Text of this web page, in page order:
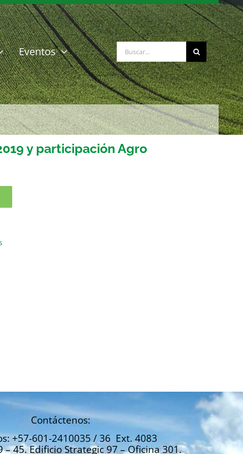
Eventos Buscar:
y participación Agro
Contáctenos:
+57-601-2410035 / 36 Ext. 4083
– 45. Edificio Strategic 97 – Oficina 301.